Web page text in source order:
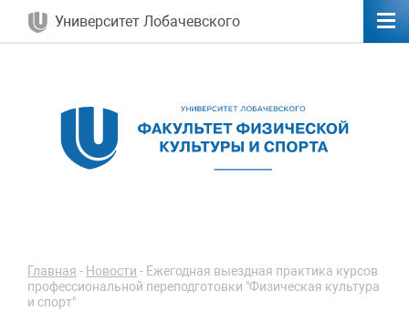
Университет Лобачевского
Главная - Новости - Ежегодная выездная практика курсов
профессиональной переподготовки "Физическая культура
и спорт"